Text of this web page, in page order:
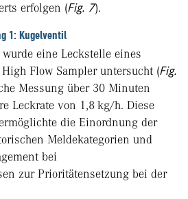
erfolgen (Fig. 7).
1: Kugelventil
eine Leckstelle eines
Flow Sampler untersucht (Fig.
Messung über 30 Minuten
Leckrate von 1,8 kg/h. Diese
die Einordnung der
Meldekategorien und
bei
zur Prioritätensetzung bei der